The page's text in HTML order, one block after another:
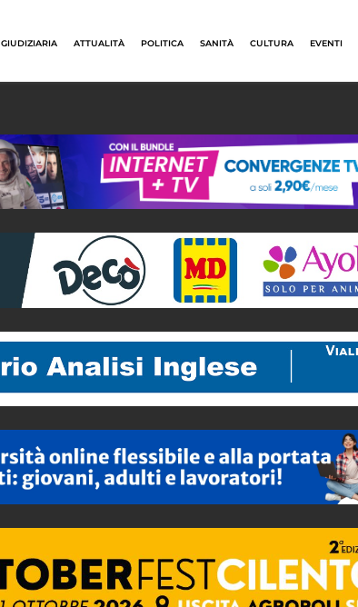
GIUDIZIARIA ATTUALITÀ POLITICA SANITÀ CULTURA EVENTI